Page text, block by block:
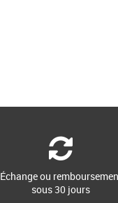
Échange ou
sous 30 jours